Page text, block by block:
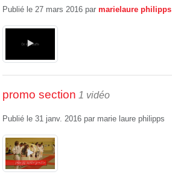
Publié le 27 mars 2016 par marielaure philipps
promo section 1 vidéo
Publié le 31 janv. 2016 par marie laure philipps